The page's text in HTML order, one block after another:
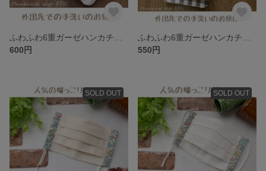
600円
550円
SOLD OUT SOLD OUT